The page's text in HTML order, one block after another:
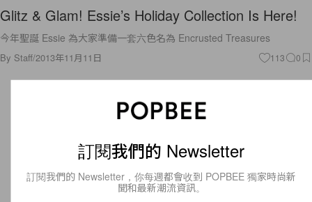
Glitz & Glam! Essie’s Holiday Collection Is Here!
今年聖誕 Essie 為大家準備一套六色名為 Encrusted Treasures
By Staff/2013年11月11日 113 0
訂閱我們的 Newsletter
訂閱我們的 Newsletter，你每週都會收到 POPBEE 獨家時尚新
聞和最新潮流資訊。